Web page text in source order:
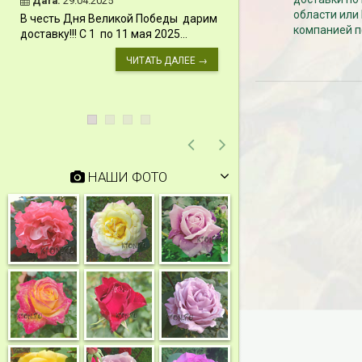
В честь Дня Великой Победы дарим
доставку!!! С 1 по 11 мая 2025...
ЧИТАТЬ ДАЛЕЕ →
Дата:11.03.2024
Скидки 15% !!! При
НАШИ ФОТО
области
компанией